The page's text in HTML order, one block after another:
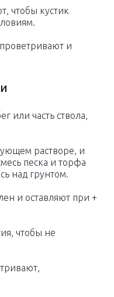
чтобы кустик
и
или часть ствола,
растворе, и
песка и торфа
над грунтом.
и оставляют при +
чтобы не